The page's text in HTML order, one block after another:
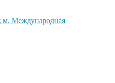
м. Международная